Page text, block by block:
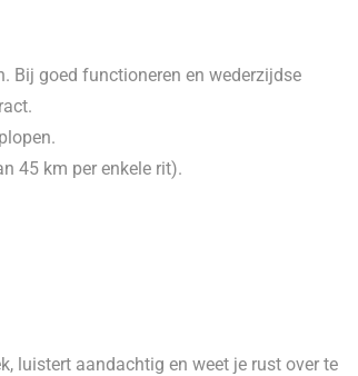
Bij goed functioneren en wederzijdse
45 km per enkele rit).
luistert aandachtig en weet je rust over te